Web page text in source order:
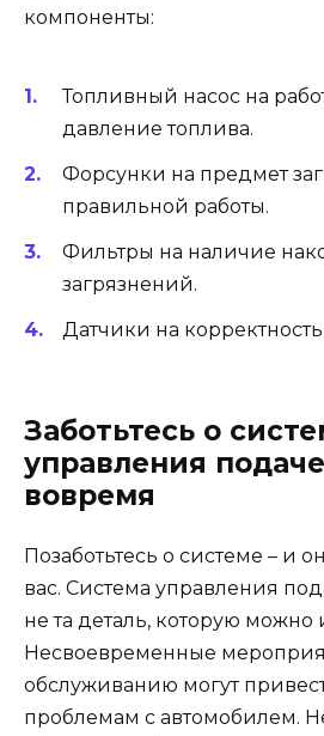
компоненты:
Топливный насос на
давление топлива.
Форсунки на предмет
правильной работы.
Фильтры на наличие
загрязнений.
Датчики на
Заботьтесь о
управления
вовремя
Позаботьтесь о системе – и
вас. Система управления
не та деталь, которую можно
Несвоевременные
обслуживанию могут
проблемам с автомобилем.